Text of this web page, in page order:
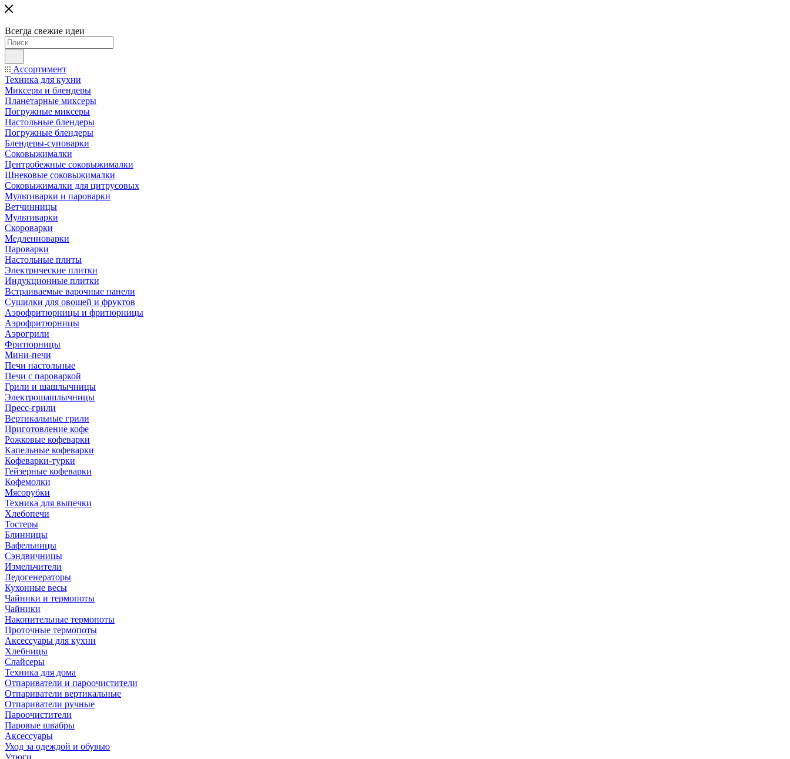
Всегда свежие идеи
Ассортимент
Техника для кухни
Миксеры и блендеры
Планетарные миксеры
Погружные миксеры
Настольные блендеры
Погружные блендеры
Блендеры-суповарки
Соковыжималки
Центробежные соковыжималки
Шнековые соковыжималки
Соковыжималки для цитрусовых
Мультиварки и пароварки
Ветчинницы
Мультиварки
Скороварки
Медленноварки
Пароварки
Настольные плиты
Электрические плитки
Индукционные плитки
Встраиваемые варочные панели
Сушилки для овощей и фруктов
Аэрофритюрницы и фритюрницы
Аэрофритюрницы
Аэрогрили
Фритюрницы
Мини-печи
Печи настольные
Печи с пароваркой
Грили и шашлычницы
Электрошашлычницы
Пресс-грили
Вертикальные грили
Приготовление кофе
Рожковые кофеварки
Капельные кофеварки
Кофеварки-турки
Гейзерные кофеварки
Кофемолки
Мясорубки
Техника для выпечки
Хлебопечи
Тостеры
Блинницы
Вафельницы
Сэндвичницы
Измельчители
Ледогенераторы
Кухонные весы
Чайники и термопоты
Чайники
Накопительные термопоты
Проточные термопоты
Аксессуары для кухни
Хлебницы
Слайсеры
Техника для дома
Отпариватели и пароочистители
Отпариватели вертикальные
Отпариватели ручные
Пароочистители
Паровые швабры
Аксессуары
Уход за одеждой и обувью
Утюги